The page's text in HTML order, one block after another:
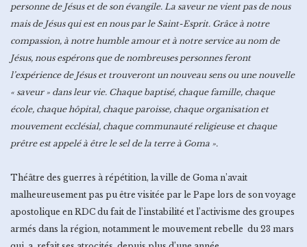
personne de Jésus et de son évangile. La saveur ne vient pas de nous
mais de Jésus qui est en nous par le Saint-Esprit. Grâce à notre
compassion, à notre humble amour et à notre service au nom de
Jésus, nous espérons que de nombreuses personnes feront
l’expérience de Jésus et trouveront un nouveau sens ou une nouvelle
« saveur » dans leur vie. Chaque baptisé, chaque famille, chaque
école, chaque hôpital, chaque paroisse, chaque organisation et
mouvement ecclésial, chaque communauté religieuse et chaque
prêtre est appelé à être le sel de la terre à Goma ».
Théâtre des guerres à répétition, la ville de Goma n’avait
malheureusement pas pu être visitée par le Pape lors de son voyage
apostolique en RDC du fait de l’instabilité et l’activisme des groupes
armés dans la région, notamment le mouvement rebelle du 23 mars